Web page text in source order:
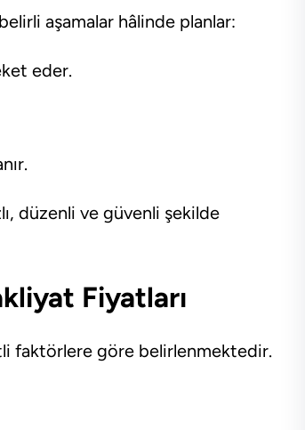
aşamalar hâlinde planlar:
eder.
düzenli ve güvenli şekilde
Fiyatları
faktörlere göre belirlenmektedir.